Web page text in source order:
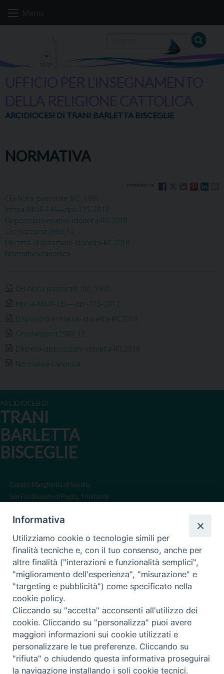
Menu
ARCIDIOCESI DI TRANI BARLETTA BISCEGLIE
NORMATIVA
CEI-Nota_pastorale_IRC_1991
Intesa-MIUR-CEI-–-dpr-175-2012
Disposizioni-relative-idoneita-IRC2018
Circolareprot2989_12
Decreto-disposizioni-idoneita-IRC2018
Normativa-canonica
CEI-Nota_pastorale_IRC_1991
Intesa-MIUR-CEI-–-dpr-175-2012
Disposizioni-relative-idoneita-IRC2018
Circolareprot2989_12
Decreto-disposizioni-idoneita-IRC2018
Normativa-canonica
ARCIDIOCESI DI
TRANI
BARLETTA
BISCEGLIE
Corato, Margherita di Savoia,
San Ferdinando di Puglia, Trinitapoli
Sede arcivescovile suffraganea
Regione ecclesiastica Puglia
Via Beltrani, 9
76125 Trani BT
Centralino Tel. 0883 494211
Cancelleria Tel. 0883 494204
cancelleria@arcidiocesitrani.it
Copyright © Arcidiocesi di Trani Barletta Bisceglie
Riproduzione dei contenuti solo con permesso. Tutti i diritti sono
Informativa
Utilizziamo cookie o tecnologie simili per
finalità tecniche e, con il tuo consenso, anche per
altre finalità ("interazioni e funzionalità semplici",
"miglioramento dell'esperienza", "misurazione" e
"targeting e pubblicità") come specificato nella
cookie policy.
Cliccando su "accetta" acconsenti all'utilizzo dei
cookie. Cliccando su "personalizza" puoi avere
maggiori informazioni sui cookie utilizzati e
personalizzare le tue preferenze. Cliccando su
"rifiuta" o chiudendo questa informativa proseguirai
la navigazione installando i soli cookie tecnici.